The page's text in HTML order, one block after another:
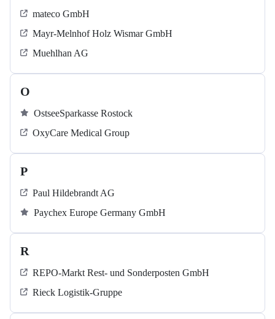
mateco GmbH
Mayr-Melnhof Holz Wismar GmbH
Muehlhan AG
O
OstseeSparkasse Rostock
OxyCare Medical Group
P
Paul Hildebrandt AG
Paychex Europe Germany GmbH
R
REPO-Markt Rest- und Sonderposten GmbH
Rieck Logistik-Gruppe